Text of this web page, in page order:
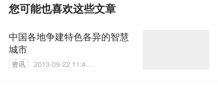
您可能也喜欢这些文章
中国各地争建特色各异的智慧
城市
资讯
2013-09-22 11:41: